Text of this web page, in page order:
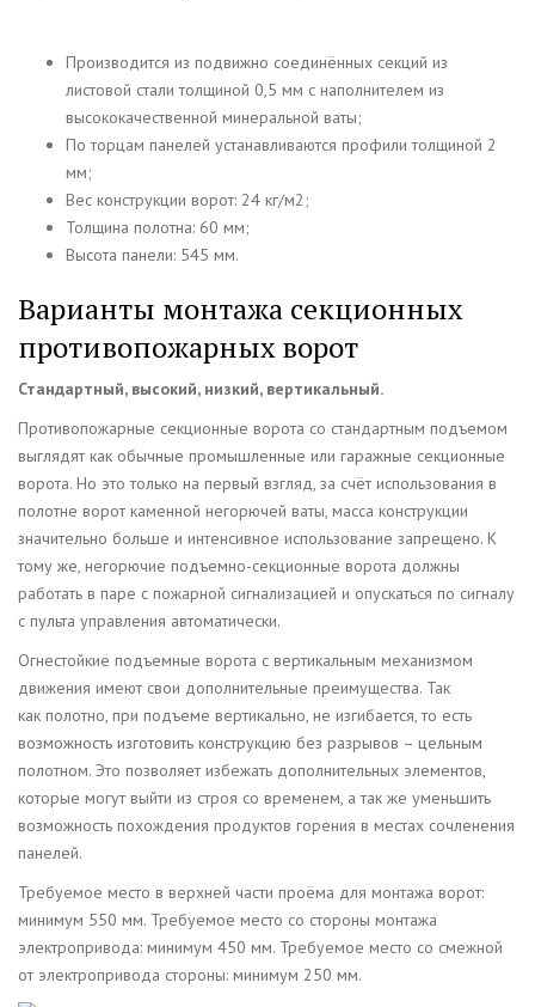
Производится из подвижно соединённых секций из
листовой стали толщиной 0,5 мм с наполнителем из
высококачественной минеральной ваты;
По торцам панелей устанавливаются профили толщиной 2
мм;
Вес конструкции ворот: 24 кг/м2;
Толщина полотна: 60 мм;
Высота панели: 545 мм.
Варианты монтажа секционных
противопожарных ворот
Стандартный, высокий, низкий, вертикальный.
Противопожарные секционные ворота со стандартным подъемом
выглядят как обычные промышленные или гаражные секционные
ворота. Но это только на первый взгляд, за счёт использования в
полотне ворот каменной негорючей ваты, масса конструкции
значительно больше и интенсивное использование запрещено. К
тому же, негорючие подъемно-секционные ворота должны
работать в паре с пожарной сигнализацией и опускаться по сигналу
с пульта управления автоматически.
Огнестойкие подъемные ворота с вертикальным механизмом
движения имеют свои дополнительные преимущества. Так
как полотно, при подъеме вертикально, не изгибается, то есть
возможность изготовить конструкцию без разрывов – цельным
полотном. Это позволяет избежать дополнительных элементов,
которые могут выйти из строя со временем, а так же уменьшить
возможность похождения продуктов горения в местах сочленения
панелей.
Требуемое место в верхней части проёма для монтажа ворот:
минимум 550 мм. Требуемое место со стороны монтажа
электропривода: минимум 450 мм. Требуемое место со смежной
от электропривода стороны: минимум 250 мм.